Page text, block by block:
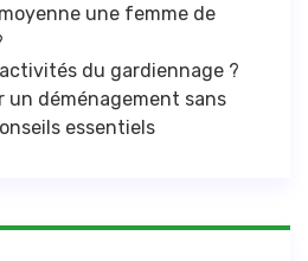
une femme de
du gardiennage ?
un déménagement sans
essentiels